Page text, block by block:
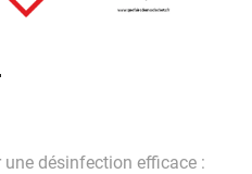
une désinfection efficace :